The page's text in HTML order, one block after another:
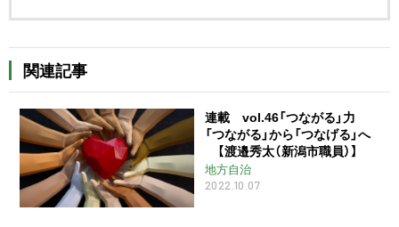
関連記事
連載 vol.46「つながる」力
「つながる」から「つなげる」へ
【渡邉秀太（新潟市職員）】
地方自治
2022.10.07